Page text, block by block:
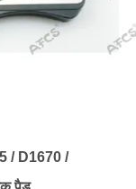
/ D1670 /